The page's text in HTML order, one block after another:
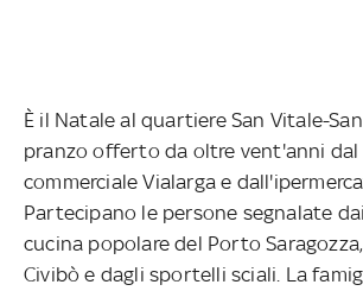
È il Natale al quartiere San Vitale-
pranzo offerto da oltre vent'anni dal
commerciale Vialarga e
Partecipano le persone segnalate
cucina popolare del Porto
Civibò e dagli sportelli sciali. La